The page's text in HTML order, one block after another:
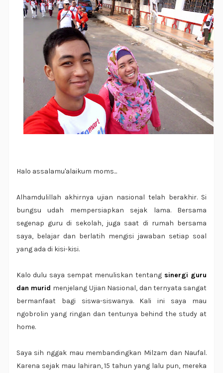
Halo assalamu'alaikum moms...
Alhamdulillah akhirnya ujian nasional telah berakhir. Si
bungsu udah mempersiapkan sejak lama. Bersama
segenap guru di sekolah, juga saat di rumah bersama
saya, belajar dan berlatih mengisi jawaban setiap soal
yang ada di kisi-kisi.
Kalo dulu saya sempat menuliskan tentang sinergi guru
dan murid menjelang Ujian Nasional, dan ternyata sangat
bermanfaat bagi siswa-siswanya. Kali ini saya mau
ngobrolin yang ringan dan tentunya behind the study at
home.
Saya sih nggak mau membandingkan Milzam dan Naufal.
Karena sejak mau lahiran, 15 tahun yang lalu pun, mereka